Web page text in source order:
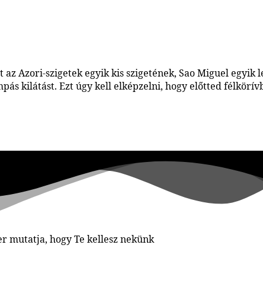
Azori-szigetek egyik kis szigetének, Sao Miguel
kilátást. Ezt úgy kell elképzelni, hogy előtted